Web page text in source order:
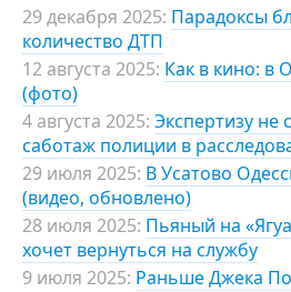
29 декабря 2025: Парадоксы
количество ДТП
12 августа 2025: Как в кино: в
(фото)
4 августа 2025: Экспертизу не
саботаж полиции в
29 июля 2025: В Усатово
(видео, обновлено)
28 июля 2025: Пьяный на
хочет вернуться на службу
9 июля 2025: Раньше Джека